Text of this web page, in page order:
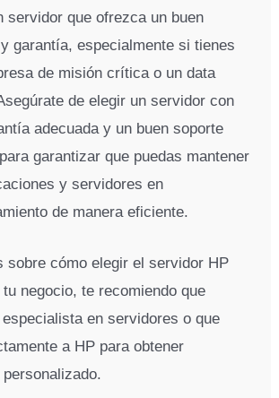
servidor que ofrezca un buen
garantía, especialmente si tienes
de misión crítica o un data
de elegir un servidor con
adecuada y un buen soporte
garantizar que puedas mantener
y servidores en
de manera eficiente.
sobre cómo elegir el servidor HP
negocio, te recomiendo que
en servidores o que
a HP para obtener